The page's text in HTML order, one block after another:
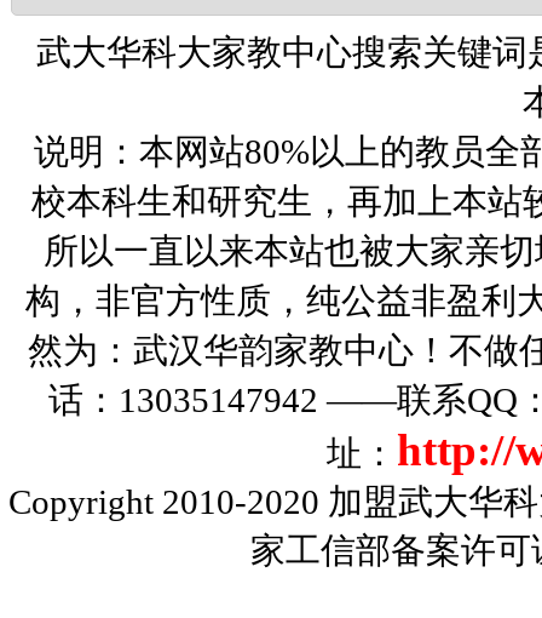
武大华科大家教中心搜索关键
说明：本网站80%以上的教员全
校本科生和研究生，再加上本站
所以一直以来本站也被大家亲
构，非官方性质，纯公益非盈利
然为：武汉华韵家教中心！不做
话：13035147942 ——联系QQ
址： http://
Copyright 2010-2020 加盟武大华
家工信部备案许可